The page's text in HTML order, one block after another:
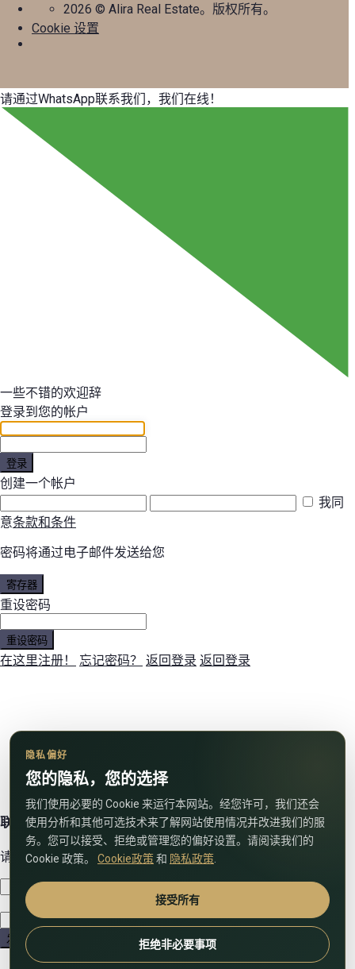
2026 © Alira Real Estate。版权所有。
Cookie 设置
隐私偏好
您的隐私，您的选择
我们使用必要的 Cookie 来运行本网站。经您许可，我们还会
使用分析和其他可选技术来了解网站使用情况并改进我们的服
务。您可以接受、拒绝或管理您的偏好设置。请阅读我们的
Cookie 政策。 Cookie政策和 隐私政策
接受所有
拒绝非必要事项
请通过WhatsApp联系我们，我们在线！
一些不错的欢迎辞
登录到您的帐户
登录
创建一个帐户
我同
意条款和条件
密码将通过电子邮件发送给您
寄存器
重设密码
重设密码
在这里注册！ 忘记密码？ 返回登录 返回登录
联系我们
请使用下面的表格与我们联系！
发送